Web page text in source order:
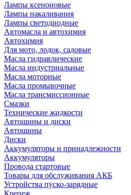
Лампы ксеноновые
Лампы накаливания
Лампы светодиодные
Автомасла и автохимия
Автохимия
Для мото, лодок, садовые
Масла гидравлические
Масла индустриальные
Масла моторные
Масла промывочные
Масла трансмиссионные
Смазки
Технические жидкости
Автошины и диски
Автошины
Диски
Аккумуляторы и принадлежности
Аккумуляторы
Провода стартовые
Товары для обслуживания АКБ
Устройства пуско-зарядные
Крепеж